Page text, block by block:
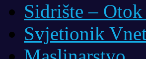
Sidrište –
Svjetionik